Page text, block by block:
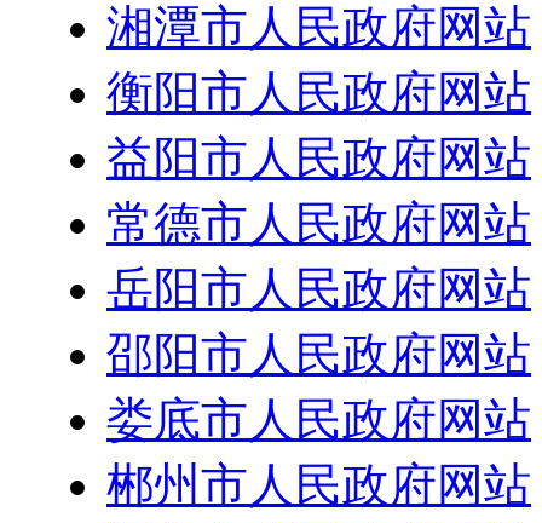
湘潭市人民政府网站
衡阳市人民政府网站
益阳市人民政府网站
常德市人民政府网站
岳阳市人民政府网站
邵阳市人民政府网站
娄底市人民政府网站
郴州市人民政府网站